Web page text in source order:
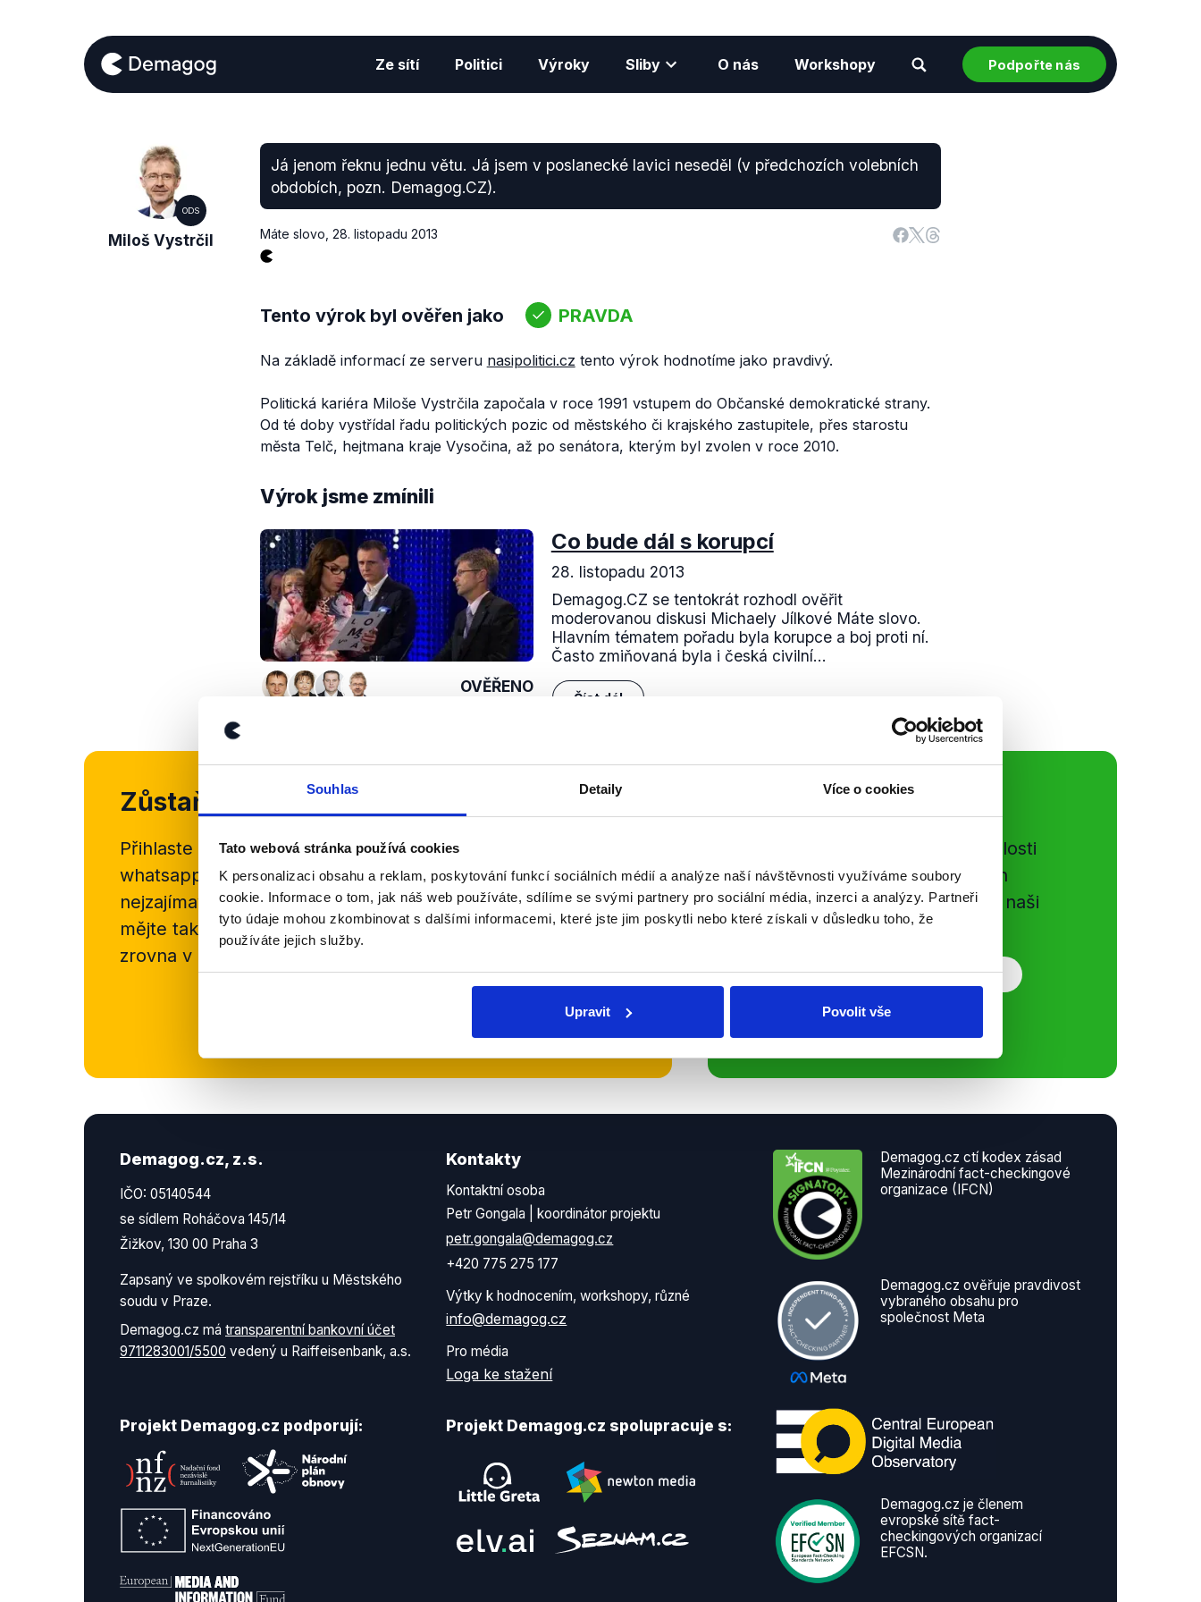
Souhlas Detaily Více o cookies
Tato webová stránka používá cookies
K personalizaci obsahu a reklam, poskytování funkcí sociálních médií a analýze naší návštěvnosti využíváme soubory
cookie. Informace o tom, jak náš web používáte, sdílíme se svými partnery pro sociální média, inzerci a analýzy. Partneři
tyto údaje mohou zkombinovat s dalšími informacemi, které jste jim poskytli nebo které získali v důsledku toho, že
používáte jejich služby.
Upravit Povolit vše
Ze sítí Politici Výroky Sliby O nás Workshopy Podpořte nás
ODS
Miloš Vystrčil
Já jenom řeknu jednu větu. Já jsem v poslanecké lavici neseděl (v předchozích volebních
obdobích, pozn. Demagog.CZ).
Máte slovo 28. listopadu 2013
Tento výrok byl ověřen jako PRAVDA
Na základě informací ze serveru nasipolitici.cz tento výrok hodnotíme jako pravdivý.
Politická kariéra Miloše Vystrčila započala v roce 1991 vstupem do Občanské demokratické strany.
Od té doby vystřídal řadu politických pozic od městského či krajského zastupitele, přes starostu
města Telč, hejtmana kraje Vysočina, až po senátora, kterým byl zvolen v roce 2010.
Výrok jsme zmínili
OVĚŘENO
Co bude dál s korupcí
28. listopadu 2013
Demagog.CZ se tentokrát rozhodl ověřit
moderovanou diskusi Michaely Jílkové Máte slovo.
Hlavním tématem pořadu byla korupce a boj proti ní.
Často zmiňovaná byla i česká civilní...
Číst dál
Zůstaňme v kontaktu
Přihlaste se k odběru našehonewsletteru nebo
whatsappového kanálu, kde pravidelně přinášíme shrnutí
nejzajímavějších článků a analýz. Začněte nás odebírat, a
mějte tak přehled o tom, jaké dezinformace a nepravdy se
zrovna v Česku šíří.
Sociální sítě
Nenechte si ujít nejnovější události
z Demagog.cz. Sdílením našich
příspěvků přátelům podpoříte naši
práci.
Demagog.cz, z.s.
IČO: 05140544
se sídlem Roháčova 145/14
Žižkov, 130 00 Praha 3
Zapsaný ve spolkovém rejstříku u Městského
soudu v Praze.
Demagog.cz má transparentní bankovní účet
9711283001/5500 vedený u Raiffeisenbank, a.s.
Kontakty
Kontaktní osoba
Petr Gongala | koordinátor projektu
petr.gongala@demagog.cz
+420 775 275 177
Výtky k hodnocením, workshopy, různé
info@demagog.cz
Pro média
Loga ke stažení
Projekt Demagog.cz podporují: Projekt Demagog.cz spolupracuje s:
Demagog.cz ctí kodex zásad
Mezinárodní fact-checkingové
organizace (IFCN)
Demagog.cz ověřuje pravdivost
vybraného obsahu pro
společnost Meta
Demagog.cz je členem
evropské sítě fact-
checkingových organizací
EFCSN.